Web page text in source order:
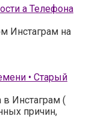
а Телефона
Инстаграм на
• Старый
в Инстаграм (
причин,